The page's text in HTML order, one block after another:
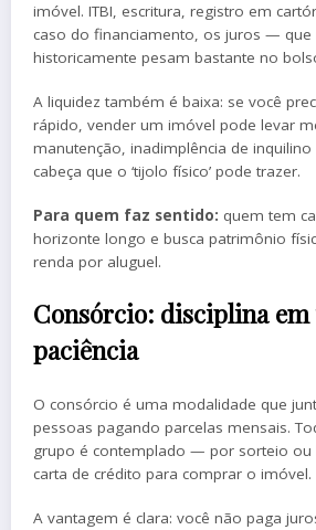
imóvel. ITBI, escritura, registro em
caso do financiamento, os juros — que
historicamente pesam bastante no
A liquidez também é baixa: se você
rápido, vender um imóvel pode levar
manutenção, inadimplência de
cabeça que o ‘tijolo físico’ pode trazer.
Para quem faz sentido: quem tem
horizonte longo e busca patrimônio
renda por aluguel.
Consórcio: disciplina
paciência
O consórcio é uma modalidade que
pessoas pagando parcelas mensais.
grupo é contemplado — por sorteio ou
carta de crédito para comprar o imóvel.
A vantagem é clara: você não paga